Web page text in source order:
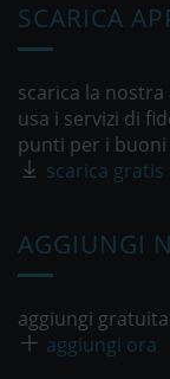
SCARICA
scarica la
usa i servizi di
punti per i
scarica gratis
AGGIUNGI
aggiungi
aggiungi ora